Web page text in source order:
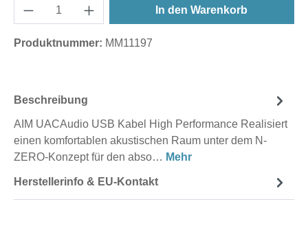
In den Warenkorb
Produktnummer: MM11197
Beschreibung
AIM UACAudio USB Kabel High Performance Realisiert
einen komfortablen akustischen Raum unter dem N-
ZERO-Konzept für den abso… Mehr
Herstellerinfo & EU-Kontakt